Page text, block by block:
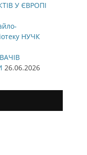
У ЄВРОПІ
НУЧК
26.06.2026